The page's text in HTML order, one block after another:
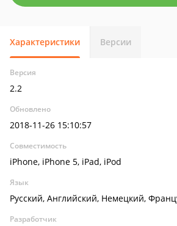
Характеристики Версии
Версия
2.2
Обновлено
2018-11-26 15:10:57
Совместимость
iPhone, iPhone 5, iPad, iPod
Язык
Русский, Английский, Немецкий,
Разработчик